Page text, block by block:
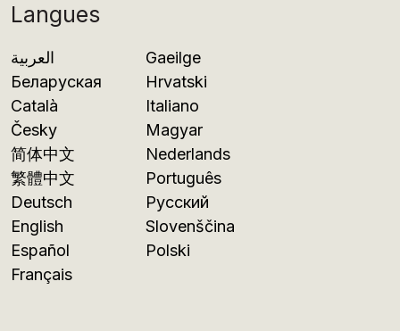
Langues
العربية
Беларуская
Català
Česky
简体中文
繁體中文
Deutsch
English
Español
Français
Gaeilge
Hrvatski
Italiano
Magyar
Nederlands
Português
Русский
Slovenščina
Polski